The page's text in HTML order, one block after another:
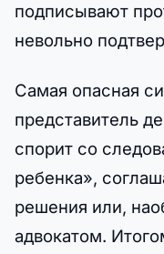
подписывают
невольно
Самая опасная
представитель
спорит со
ребенка»,
решения или,
адвокатом.